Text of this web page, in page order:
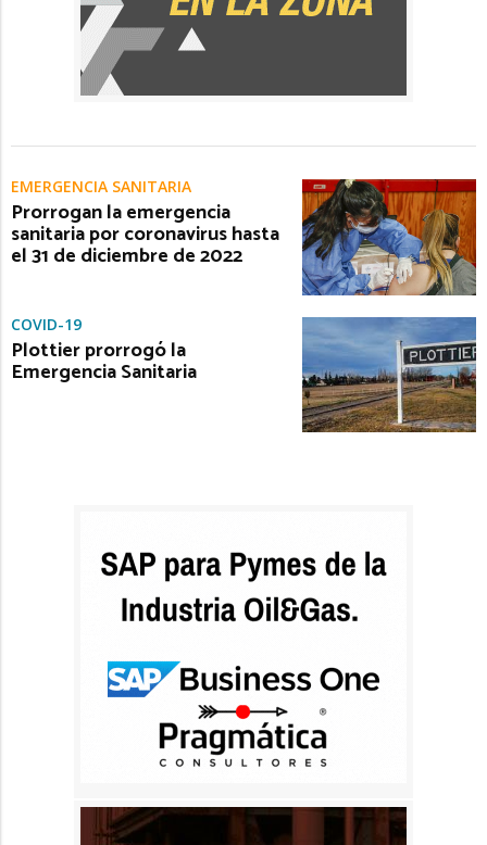
EMERGENCIA SANITARIA
Prorrogan la emergencia
sanitaria por coronavirus hasta
el 31 de diciembre de 2022
COVID-19
Plottier prorrogó la
Emergencia Sanitaria